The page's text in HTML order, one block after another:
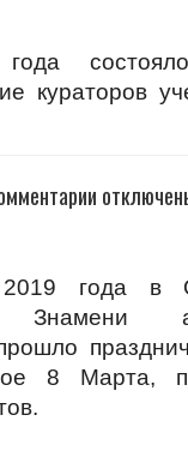
года
кураторов
записи
Марта!
года в
Знамени
8 Марта,